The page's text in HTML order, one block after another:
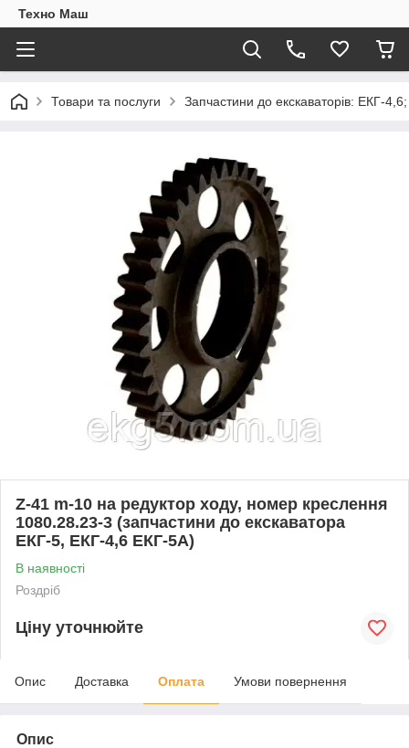
Техно Маш
Товари та послуги Запчастини до екскаваторів: ЕКГ-
Z-41 m-10 на редуктор ходу, номер креслення
1080.28.23-3 (запчастини до екскаватора
ЕКГ-5, ЕКГ-4,6 ЕКГ-5А)
В наявності
Роздріб
Ціну уточнюйте
Опис Доставка Оплата Умови повернення
Опис